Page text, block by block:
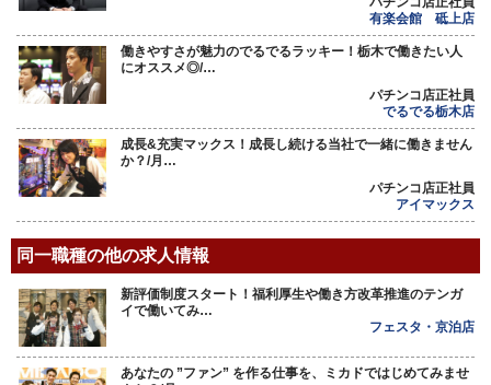
有楽会館 砥上店
働きやすさが魅力のでるでるラッキー！栃木で働きたい人
にオススメ◎/…
パチンコ店正社員
でるでる栃木店
成長&充実マックス！成長し続ける当社で一緒に働きません
か？/月…
パチンコ店正社員
アイマックス
同一職種の他の求人情報
新評価制度スタート！福利厚生や働き方改革推進のテンガ
イで働いてみ…
フェスタ・京泊店
あなたの ”ファン” を作る仕事を、ミカドではじめてみませ